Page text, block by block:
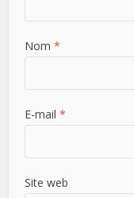
Nom*
E-mail*
Site web